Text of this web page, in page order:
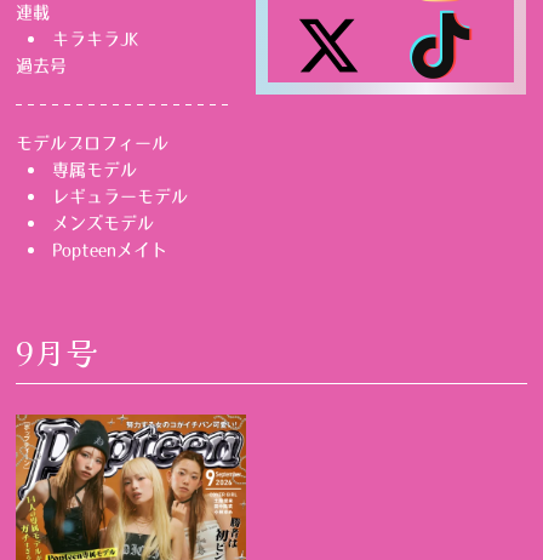
連載
キラキラJK
過去号
モデルプロフィール
専属モデル
レギュラーモデル
メンズモデル
Popteenメイト
9月号